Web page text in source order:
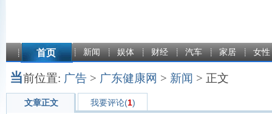
首页 新闻 娱体 财经 汽车 家居 女性
当前位置: 广告 > 广东健康网 > 新闻 > 正文
文章正文 我要评论(1)